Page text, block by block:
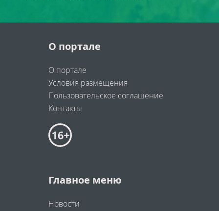
О портале
О портале
Условия размещения
Пользовательское соглашение
Контакты
Главное меню
Новости